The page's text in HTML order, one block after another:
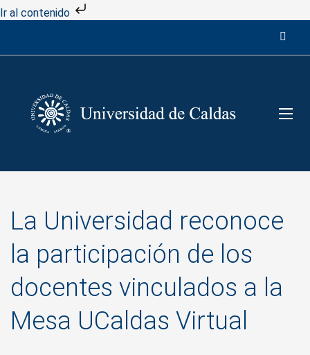
Ir al contenido
La Universidad reconoce
la participación de los
docentes vinculados a la
Mesa UCaldas Virtual